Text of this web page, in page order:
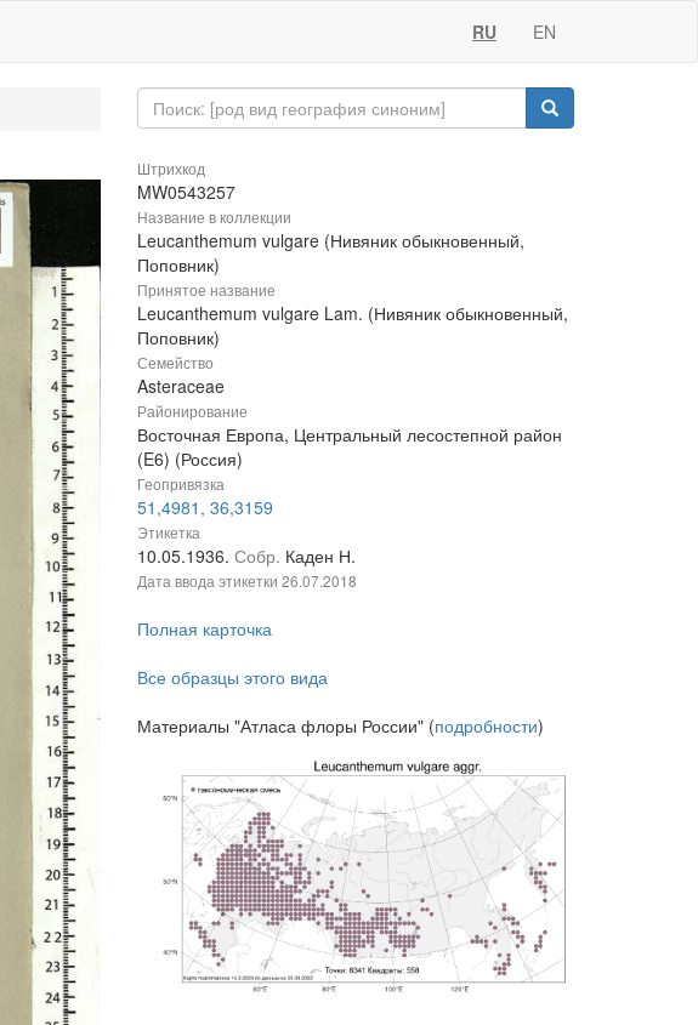
RU EN
Штрихкод
MW0543257
Название в коллекции
Leucanthemum vulgare (Нивяник обыкновенный,
Поповник)
Принятое название
Leucanthemum vulgare Lam. (Нивяник обыкновенный,
Поповник)
Семейство
Asteraceae
Районирование
Восточная Европа, Центральный лесостепной район
(E6) (Россия)
Геопривязка
51,4981, 36,3159
Этикетка
10.05.1936. Собр. Каден Н.
Дата ввода этикетки 26.07.2018
Полная карточка
Все образцы этого вида
Материалы "Атласа флоры России" (подробности)